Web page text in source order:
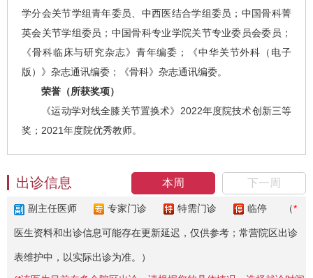
学分会关节学组青年委员、中西医结合学组委员；中国骨科菁
英会关节学组委员；中国骨科专业学院关节专业委员会委员；
《骨科临床与研究杂志》青年编委；《中华关节外科（电子
版）》杂志通讯编委；《骨科》杂志通讯编委。
荣誉（所获奖项）
《运动学对线全膝关节置换术》2022年度院技术创新三等
奖；2021年度院优秀教师。
本周 下一周
出诊信息
副主任医师 专家门诊 特需门诊 临停 （*
医生资料和出诊信息可能存在更新延迟，仅供参考；常营院区出诊
表维护中，以实际出诊为准。）